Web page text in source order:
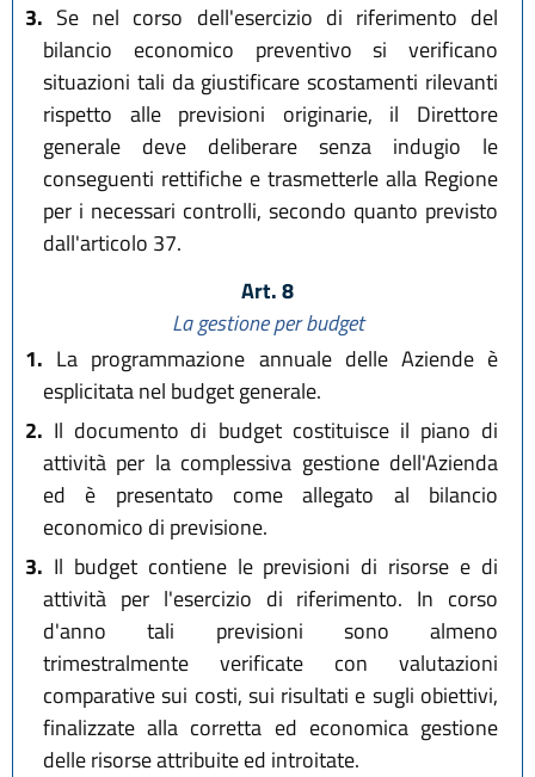
3. Se nel corso dell'esercizio di riferimento del
bilancio economico preventivo si verificano
situazioni tali da giustificare scostamenti rilevanti
rispetto alle previsioni originarie, il Direttore
generale deve deliberare senza indugio le
conseguenti rettifiche e trasmetterle alla Regione
per i necessari controlli, secondo quanto previsto
dall'articolo 37.
Art. 8
La gestione per budget
1. La programmazione annuale delle Aziende è
esplicitata nel budget generale.
2. Il documento di budget costituisce il piano di
attività per la complessiva gestione dell'Azienda
ed è presentato come allegato al bilancio
economico di previsione.
3. Il budget contiene le previsioni di risorse e di
attività per l'esercizio di riferimento. In corso
d'anno tali previsioni sono almeno
trimestralmente verificate con valutazioni
comparative sui costi, sui risultati e sugli obiettivi,
finalizzate alla corretta ed economica gestione
delle risorse attribuite ed introitate.